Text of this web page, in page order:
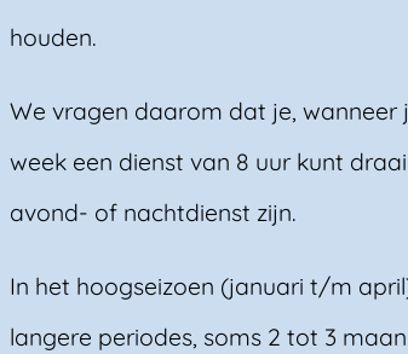
houden.
We vragen daarom dat je,
week een dienst van 8 uur kunt
avond- of nachtdienst zijn.
In het hoogseizoen (januari t/m
langere periodes, soms 2 tot 3